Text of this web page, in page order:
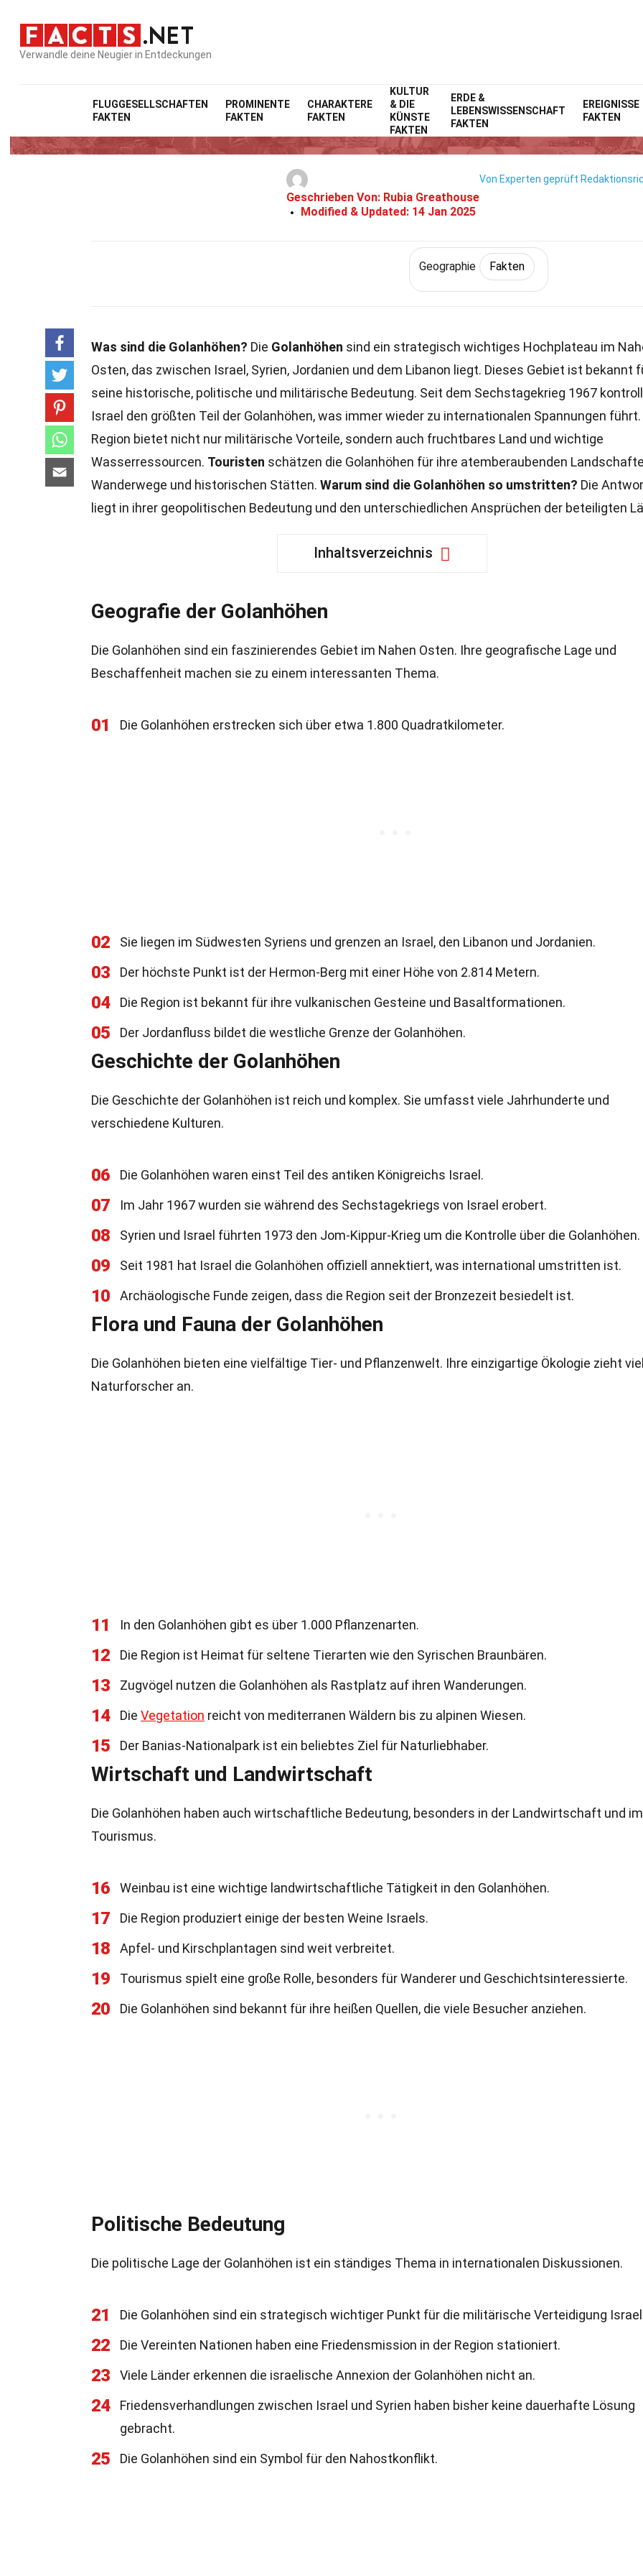
Verwandle deine Neugier in Entdeckungen
FLUGGESELLSCHAFTEN
FAKTEN
PROMINENTE
FAKTEN
CHARAKTERE
FAKTEN
KULTUR
& DIE
KÜNSTE
FAKTEN
ERDE &
LEBENSWISSENSCHAFT
FAKTEN
EREIGNISSE
FAKTEN
Home WissenschaftFakten Fakten
40 Fakten Über Die
Geschrieben Von: Rubia Greathouse
Modified & Updated: 14 Jan 2025
Von Experten geprüft
Geographie Fakten
Was sind die Golanhöhen? Die Golanhöhen sind ein strategisch wichtiges Hochplateau im
Osten, das zwischen Israel, Syrien, Jordanien und dem Libanon liegt. Dieses Gebiet ist bekannt
seine historische, politische und militärische Bedeutung. Seit dem Sechstagekrieg 1967
Israel den größten Teil der Golanhöhen, was immer wieder zu internationalen Spannungen führt.
Region bietet nicht nur militärische Vorteile, sondern auch fruchtbares Land und wichtige
Wasserressourcen. Touristen schätzen die Golanhöhen für ihre atemberaubenden
Wanderwege und historischen Stätten. Warum sind die Golanhöhen so umstritten? Die
liegt in ihrer geopolitischen Bedeutung und den unterschiedlichen Ansprüchen der beteiligten
Inhaltsverzeichnis
Geografie der Golanhöhen
Die Golanhöhen sind ein faszinierendes Gebiet im Nahen Osten. Ihre geografische Lage und
Beschaffenheit machen sie zu einem interessanten Thema.
01 Die Golanhöhen erstrecken sich über etwa 1.800 Quadratkilometer.
02 Sie liegen im Südwesten Syriens und grenzen an Israel, den Libanon und Jordanien.
03 Der höchste Punkt ist der Hermon-Berg mit einer Höhe von 2.814 Metern.
04 Die Region ist bekannt für ihre vulkanischen Gesteine und Basaltformationen.
05 Der Jordanfluss bildet die westliche Grenze der Golanhöhen.
Geschichte der Golanhöhen
Die Geschichte der Golanhöhen ist reich und komplex. Sie umfasst viele Jahrhunderte und
verschiedene Kulturen.
06 Die Golanhöhen waren einst Teil des antiken Königreichs Israel.
07 Im Jahr 1967 wurden sie während des Sechstagekriegs von Israel erobert.
08 Syrien und Israel führten 1973 den Jom-Kippur-Krieg um die Kontrolle über die Golanhöhen.
09 Seit 1981 hat Israel die Golanhöhen offiziell annektiert, was international umstritten ist.
10 Archäologische Funde zeigen, dass die Region seit der Bronzezeit besiedelt ist.
Flora und Fauna der Golanhöhen
Die Golanhöhen bieten eine vielfältige Tier- und Pflanzenwelt. Ihre einzigartige Ökologie zieht
Naturforscher an.
11 In den Golanhöhen gibt es über 1.000 Pflanzenarten.
12 Die Region ist Heimat für seltene Tierarten wie den Syrischen Braunbären.
13 Zugvögel nutzen die Golanhöhen als Rastplatz auf ihren Wanderungen.
14 Die Vegetation reicht von mediterranen Wäldern bis zu alpinen Wiesen.
15 Der Banias-Nationalpark ist ein beliebtes Ziel für Naturliebhaber.
Wirtschaft und Landwirtschaft
Die Golanhöhen haben auch wirtschaftliche Bedeutung, besonders in der Landwirtschaft und im
Tourismus.
16 Weinbau ist eine wichtige landwirtschaftliche Tätigkeit in den Golanhöhen.
17 Die Region produziert einige der besten Weine Israels.
18 Apfel- und Kirschplantagen sind weit verbreitet.
19 Tourismus spielt eine große Rolle, besonders für Wanderer und Geschichtsinteressierte.
20 Die Golanhöhen sind bekannt für ihre heißen Quellen, die viele Besucher anziehen.
Politische Bedeutung
Die politische Lage der Golanhöhen ist ein ständiges Thema in internationalen Diskussionen.
21 Die Golanhöhen sind ein strategisch wichtiger Punkt für die militärische Verteidigung
22 Die Vereinten Nationen haben eine Friedensmission in der Region stationiert.
23 Viele Länder erkennen die israelische Annexion der Golanhöhen nicht an.
24
Friedensverhandlungen zwischen Israel und Syrien haben bisher keine dauerhafte Lösung
gebracht.
25 Die Golanhöhen sind ein Symbol für den Nahostkonflikt.